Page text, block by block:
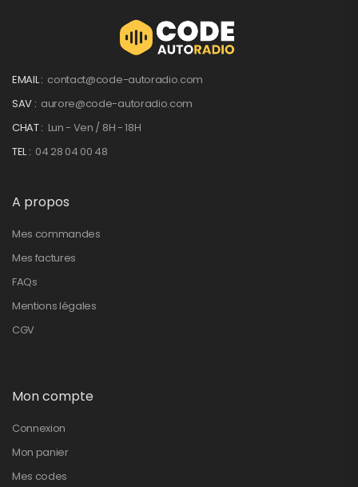
EMAIL : contact@code-autoradio.com
SAV : aurore@code-autoradio.com
CHAT : Lun - Ven / 8H - 18H
TEL : 04 28 04 00 48
A propos
Mes commandes
Mes factures
FAQs
Mentions légales
CGV
Mon compte
Connexion
Mon panier
Mes codes